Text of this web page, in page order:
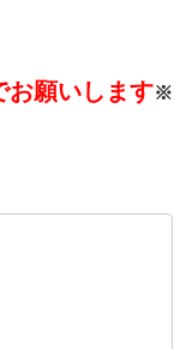
お願いします※